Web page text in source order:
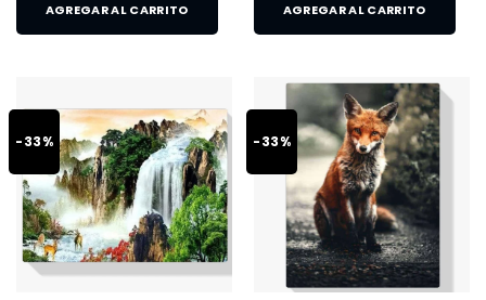
AGREGAR AL CARRITO AGREGAR AL CARRITO
-33% -33%